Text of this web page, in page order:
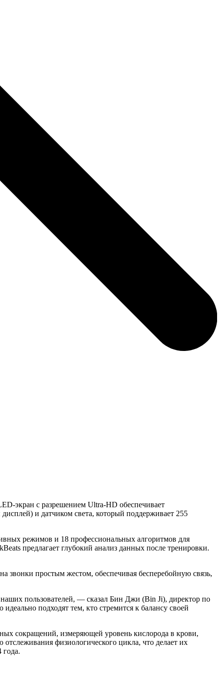
экран с разрешением Ultra-HD обеспечивает
и датчиком света, который поддерживает 255
режимов и 18 профессиональных алгоритмов для
предлагает глубокий анализ данных после тренировки.
звонки простым жестом, обеспечивая бесперебойную связь,
пользователей, — сказал Бин Джи (Bin Ji), директор по
подходят тем, кто стремится к балансу своей
сокращений, измеряющей уровень кислорода в крови,
физиологического цикла, что делает их